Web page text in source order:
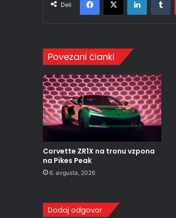
Deli
Povezani članki
Corvette ZR1X na tronu vzpona
na Pikes Peak
6. avgusta, 2026
Dodaj odgovor